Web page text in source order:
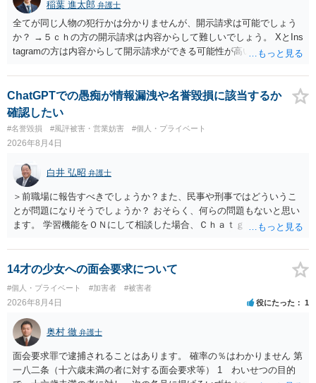
稲葉 進太郎 弁護士
全てが同じ人物の犯行かは分かりませんが、開示請求は可能でしょう
か？ →５ｃｈの方の開示請求は内容からして難しいでしょう。 XとIns
tagramの方は内容からして開示請求ができる可能性が高いでしょう。
いでしょう。７月中にアカウントが削除されている場合、今から進め
ても失敗する可能性が高いように思われます。 相手を特定できた場
合、相手に全ての弁護士費用を負担させることは可能でしょうか？ →
訴訟外の交渉で相手方が認めれば負担させることができるでしょう。
訴訟で判決となった場合は、実際の弁護士費用が認められる場合と認
められない場合があり何ともいえないところでしょう。
ChatGPTでの愚痴が情報漏洩や名誉毀損に該当するか
確認したい
#名誉毀損 #風評被害・営業妨害 #個人・プライベート
2026年8月4日
白井 弘昭 弁護士
＞前職場に報告すべきでしょうか？また、民事や刑事ではどういうこ
とが問題になりそうでしょうか？ おそらく、何らの問題もないと思い
ます。 学習機能をＯＮにして相談した場合、Ｃｈａｔｇｐｔがｏｐｅ
する可能性がありますが、個人名や会社名を特定していない限り、一
般論として抽象化されて回答に織り込まれる可能性が生じるにすぎま
せんので、その情報自体が、秘密情報に当たるとは思えませんし、名
誉棄損として、個人や会社に対する誹謗中傷の不特定多数への公開に
当たるとも思われません。 もちろん、誰がその内容をｃｈａｔｇｐｔ
に入力したかも第三者にしられることはないので、個人や会社の特定
をせずに書き込んだことで（おそらく特定して書き込んだとして
も）、相談者さんが刑事民事の責任に問われることはないでしょう。
私見ながらご参考まで。
14才の少女への面会要求について
#個人・プライベート #加害者 #被害者
2026年8月4日 役にたった 1
奥村 徹 弁護士
面会要求罪で逮捕されることはあります。 確率の％はわかりません 第
一八二条（十六歳未満の者に対する面会要求等） 1 わいせつの目的